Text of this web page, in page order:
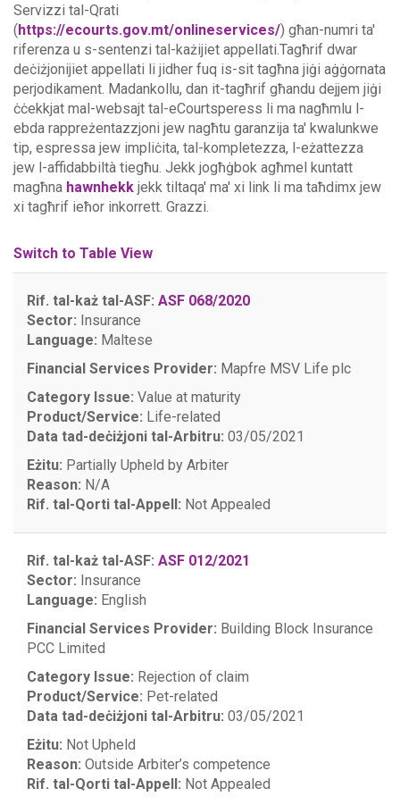
Servizzi tal-Qrati
(https://ecourts.gov.mt/onlineservices/) għan-numri ta'
riferenza u s-sentenzi tal-każijiet appellati.Tagħrif dwar
deċiżjonijiet appellati li jidher fuq is-sit tagħna jiġi aġġornata
perjodikament. Madankollu, dan it-tagħrif għandu dejjem jiġi
ċċekkjat mal-websajt tal-eCourtsperess li ma nagħmlu l-
ebda rappreżentazzjoni jew nagħtu garanzija ta' kwalunkwe
tip, espressa jew impliċita, tal-kompletezza, l-eżattezza
jew l-affidabbiltà tiegħu. Jekk jogħġbok agħmel kuntatt
magħna hawnhekk jekk tiltaqa' ma' xi link li ma taħdimx jew
xi tagħrif ieħor inkorrett. Grazzi.
Switch to Table View
Rif. tal-każ tal-ASF: ASF 068/2020
Sector: Insurance
Language: Maltese
Financial Services Provider: Mapfre MSV Life plc
Category Issue: Value at maturity
Product/Service: Life-related
Data tad-deċiżjoni tal-Arbitru: 03/05/2021
Eżitu: Partially Upheld by Arbiter
Reason: N/A
Rif. tal-Qorti tal-Appell: Not Appealed
Rif. tal-każ tal-ASF: ASF 012/2021
Sector: Insurance
Language: English
Financial Services Provider: Building Block Insurance
PCC Limited
Category Issue: Rejection of claim
Product/Service: Pet-related
Data tad-deċiżjoni tal-Arbitru: 03/05/2021
Eżitu: Not Upheld
Reason: Outside Arbiter’s competence
Rif. tal-Qorti tal-Appell: Not Appealed